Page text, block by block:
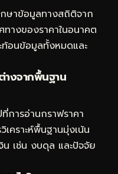
กษาข้อมูลทางสถิติจาก
างของราคาในอนาคต
ท้อนข้อมูลทั้งหมดและ
างจากพื้นฐาน
ที่การอ่านกราฟราคา
คราะห์พื้นฐานมุ่งเน้น
น เช่น งบดุล และปัจจัย